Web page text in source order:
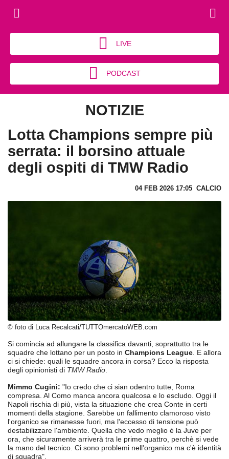
LIVE
PODCAST
NOTIZIE
Lotta Champions sempre più
serrata: il borsino attuale
degli ospiti di TMW Radio
04 FEB 2026 17:05 CALCIO
© foto di Luca Recalcati/TUTTOmercatoWEB.com
Si comincia ad allungare la classifica davanti, soprattutto tra le
squadre che lottano per un posto in Champions League. E allora
ci si chiede: quali le squadre ancora in corsa? Ecco la risposta
degli opinionisti di TMW Radio.
Mimmo Cugini: "Io credo che ci sian odentro tutte, Roma
compresa. Al Como manca ancora qualcosa e lo escludo. Oggi il
Napoli rischia di più, vista la situazione che crea Conte in certi
momenti della stagione. Sarebbe un fallimento clamoroso visto
l'organico se rimanesse fuori, ma l'eccesso di tensione può
destabilizzare l'ambiente. Quella che vedo meglio è la Juve per
ora, che sicuramente arriverà tra le prime quattro, perchè si vede
la mano del tecnico. Ci sono problemi nell'organico ma c'è identità
di squadra".